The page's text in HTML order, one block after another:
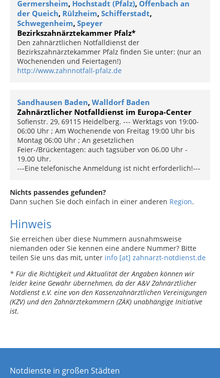
Germersheim, Hochstadt (Pfalz), Offenbach an
der Queich, Rülzheim, Schifferstadt,
Schwegenheim, Speyer
Bezirkszahnärztekammer Pfalz*
Den zahnärztlichen Notfalldienst der
Bezirkszahnärztekammer Pfalz finden Sie unter: (nur an
Wochenenden und Feiertagen!)
http://www.zahnnotfall-pfalz.de
Sandhausen Baden, Walldorf Baden
Zahnärztlicher Notfalldienst im Europa-Center
Sofienstr. 29, 69115 Heidelberg. --- Werktags von 19:00-
06:00 Uhr ; Am Wochenende von Freitag 19:00 Uhr bis
Montag 06:00 Uhr ; An gesetzlichen
Feier-/Brückentagen: auch tagsüber von 06.00 Uhr -
19.00 Uhr.
---Eine telefonische Anmeldung ist nicht erforderlich!---
Nichts passendes gefunden?
Dann suchen Sie doch einfach in einer anderen Region.
Hinweis
Sie erreichen über diese Nummern ausnahmsweise
niemanden oder Sie kennen eine andere Nummer? Bitte
teilen Sie uns das mit, unter info [at] zahnarzt-notdienst.de
* Für die Richtigkeit und Aktualität der Angaben können wir
leider keine Gewähr übernehmen, da der A&V Zahnärztlicher
Notdienst e.V. eine von den Kassenzahnärztlichen Vereinigungen
(KZV) und den Zahnärztekammern (ZÄK) unabhängige Initiative
ist.
Notdienste in großen Städten